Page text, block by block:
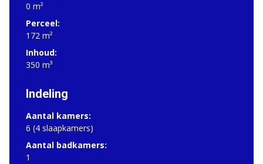
0 m²
Perceel:
172 m²
Inhoud:
350 m³
Indeling
Aantal kamers:
6 (4 slaapkamers)
Aantal badkamers:
1